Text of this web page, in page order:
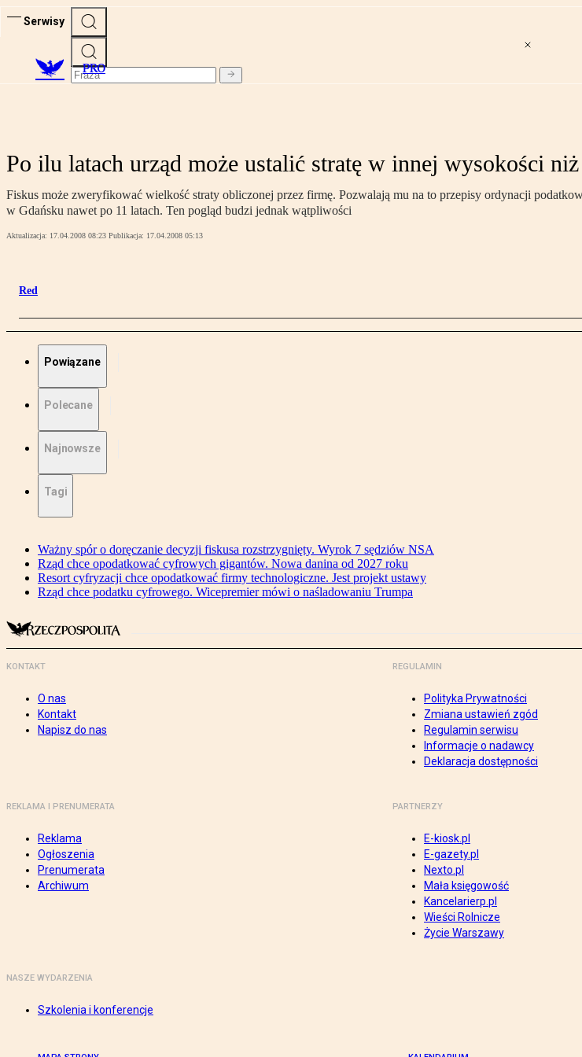
Serwisy
PRO
Po ilu latach urząd może ustalić stratę w innej wysokości
Fiskus może zweryfikować wielkość straty obliczonej przez firmę. Pozwalają mu na to przepisy ordynacji
w Gdańsku nawet po 11 latach. Ten pogląd budzi jednak wątpliwości
Aktualizacja: 17.04.2008 08:23 Publikacja: 17.04.2008 05:13
Red
Powiązane
Polecane
Najnowsze
Tagi
Ważny spór o doręczanie decyzji fiskusa rozstrzygnięty. Wyrok 7 sędziów NSA
Rząd chce opodatkować cyfrowych gigantów. Nowa danina od 2027 roku
Resort cyfryzacji chce opodatkować firmy technologiczne. Jest projekt ustawy
Rząd chce podatku cyfrowego. Wicepremier mówi o naśladowaniu Trumpa
KONTAKT
O nas
Kontakt
Napisz do nas
REGULAMIN
Polityka Prywatności
Zmiana ustawień zgód
Regulamin serwisu
Informacje o nadawcy
Deklaracja dostępności
REKLAMA I PRENUMERATA
Reklama
Ogłoszenia
Prenumerata
Archiwum
PARTNERZY
E-kiosk.pl
E-gazety.pl
Nexto.pl
Mała księgowość
Kancelarierp.pl
Wieści Rolnicze
Życie Warszawy
NASZE WYDARZENIA
Szkolenia i konferencje